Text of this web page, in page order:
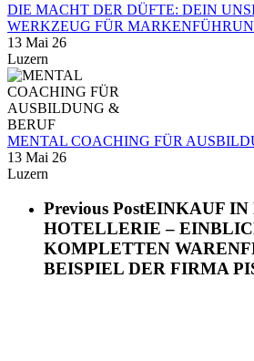
DIE MACHT DER DÜFTE: DEIN
WERKZEUG FÜR
13 Mai 26
Luzern
MENTAL COACHING FÜR
13 Mai 26
Luzern
Previous PostEINKAUF IN
HOTELLERIE –
KOMPLETTEN
BEISPIEL DER FIRMA